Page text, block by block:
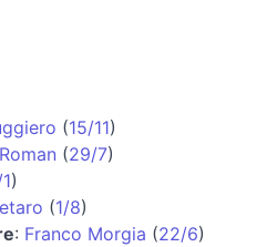
(15/11)
(29/7)
)
(1/8)
: Franco Morgia (22/6)